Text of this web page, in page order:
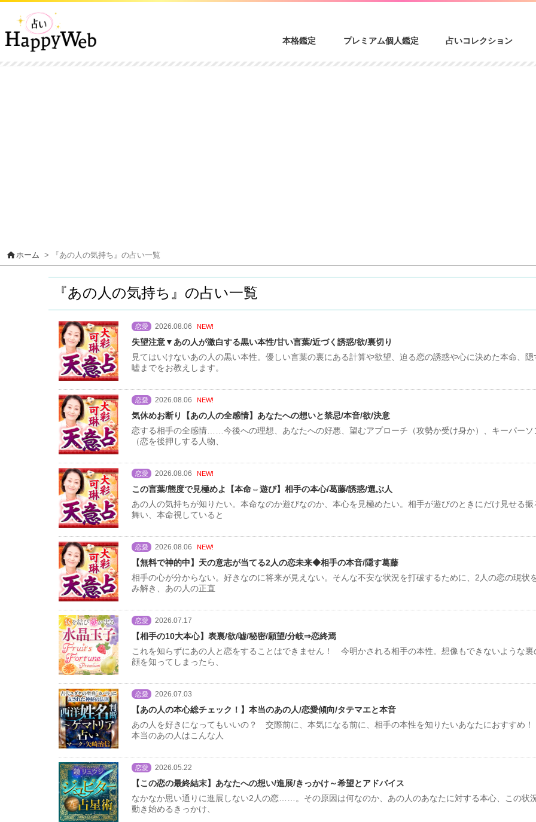
本格鑑定 プレミアム個人鑑定 占いコレクション
homeホーム > 『あの人の気持ち』の占い一覧
『あの人の気持ち』の占い一覧
恋愛 2026.08.06 NEW!
失望注意▼あの人が激白する黒い本性/甘い言葉/近づく誘惑/欲/裏切り
見てはいけないあの人の黒い本性。優しい言葉の裏にある計算や欲望、迫る恋の誘惑や心に決めた本命、隠
嘘までをお教えします。
恋愛 2026.08.06 NEW!
気休めお断り【あの人の全感情】あなたへの想いと禁忌/本音/欲/決意
恋する相手の全感情……今後への理想、あなたへの好悪、望むアプローチ（攻勢か受け身か）、キーパーソ
（恋を後押しする人物、
恋愛 2026.08.06 NEW!
この言葉/態度で見極めよ【本命⇔遊び】相手の本心/葛藤/誘惑/選ぶ人
あの人の気持ちが知りたい。本命なのか遊びなのか、本心を見極めたい。相手が遊びのときにだけ見せる振
舞い、本命視していると
恋愛 2026.08.06 NEW!
【無料で神的中】天の意志が当てる2人の恋未来◆相手の本音/隠す葛藤
相手の心が分からない。好きなのに将来が見えない。そんな不安な状況を打破するために、2人の恋の現状
み解き、あの人の正直
恋愛 2026.07.17
【相手の10大本心】表裏/欲/嘘/秘密/願望/分岐⇒恋終焉
これを知らずにあの人と恋をすることはできません！ 今明かされる相手の本性。想像もできないような裏
顔を知ってしまったら、
恋愛 2026.07.03
【あの人の本心総チェック！】本当のあの人/恋愛傾向/タテマエと本音
あの人を好きになってもいいの？ 交際前に、本気になる前に、相手の本性を知りたいあなたにおすすめ
本当のあの人はこんな人
恋愛 2026.05.22
【この恋の最終結末】あなたへの想い/進展/きっかけ～希望とアドバイス
なかなか思い通りに進展しない2人の恋……。その原因は何なのか、あの人のあなたに対する本心、この状
動き始めるきっかけ、